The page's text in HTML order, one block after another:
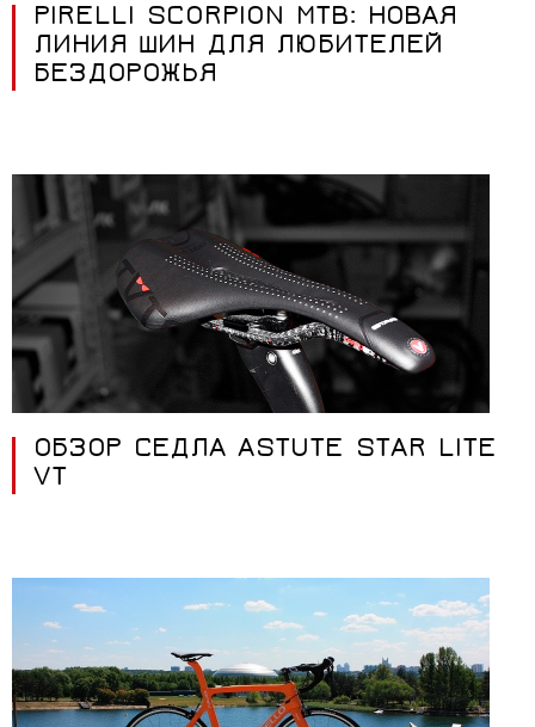
PIRELLI SCORPION MTB: НОВАЯ
ЛИНИЯ ШИН ДЛЯ ЛЮБИТЕЛЕЙ
БЕЗДОРОЖЬЯ
ОБЗОР СЕДЛА ASTUTE STAR LITE
VT